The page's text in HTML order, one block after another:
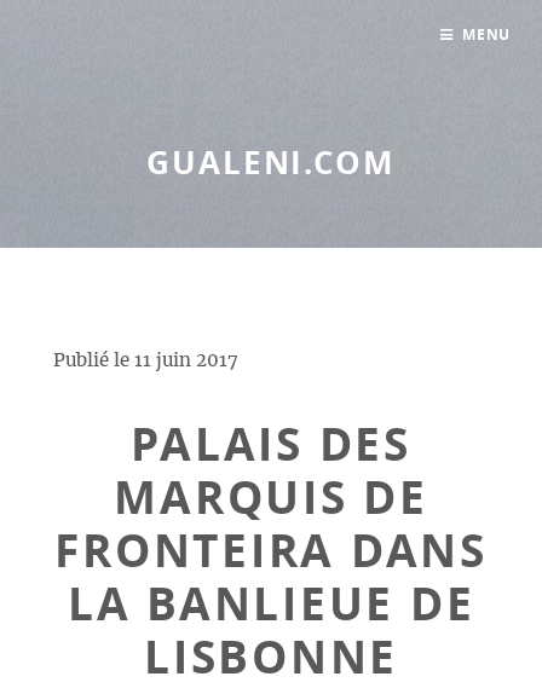
GUALENI.COM
Publié le 11 juin 2017
PALAIS DES
MARQUIS DE
FRONTEIRA DANS
LA BANLIEUE DE
LISBONNE
MENU